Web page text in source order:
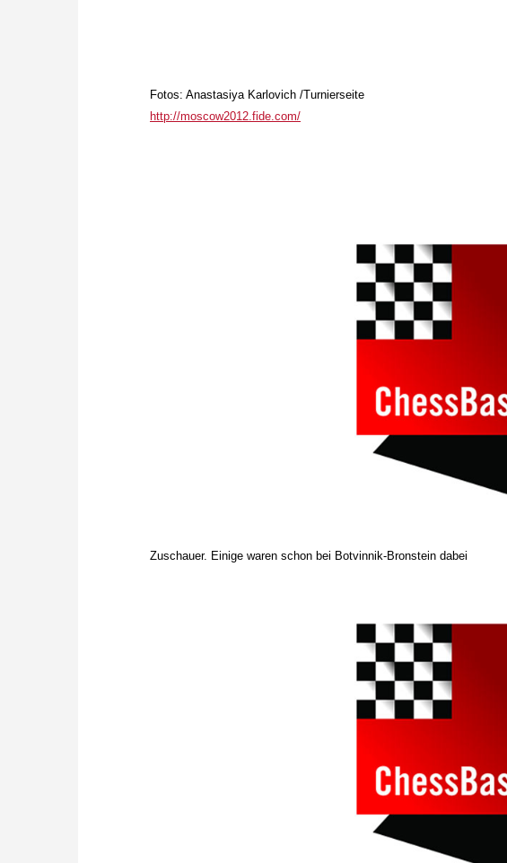
Fotos: Anastasiya Karlovich /Turnierseite
http://moscow2012.fide.com/
Zuschauer. Einige waren schon bei Botvinnik-Bronstein dabei